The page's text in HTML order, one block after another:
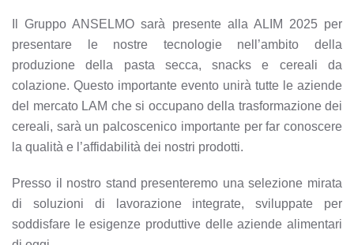
Il Gruppo ANSELMO sarà presente alla ALIM 2025 per
presentare le nostre tecnologie nell’ambito della
produzione della pasta secca, snacks e cereali da
colazione. Questo importante evento unirà tutte le aziende
del mercato LAM che si occupano della trasformazione dei
cereali, sarà un palcoscenico importante per far conoscere
la qualità e l’affidabilità dei nostri prodotti.
Presso il nostro stand presenteremo una selezione mirata
di soluzioni di lavorazione integrate, sviluppate per
soddisfare le esigenze produttive delle aziende alimentari